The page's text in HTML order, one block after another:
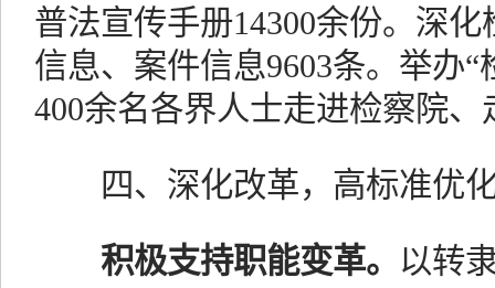
普法宣传手册14300余份。深
信息、案件信息9603条。举办
400余名各界人士走进检察院、
四、深化改革，高标准优
积极支持职能变革。 以转